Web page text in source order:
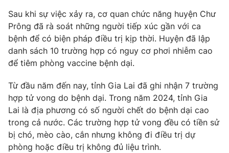
Thị trường 24h Tấm lòng Việt
VTV4 Vươn mình bằng AI
VTV9 VTV8
Liên hệ tòa soạn English
Sau khi sự việc xảy ra, cơ quan chức năng huyện Chư
Prông đã rà soát những người tiếp xúc gần với ca
bệnh để có biện pháp điều trị kịp thời. Huyện đã lập
danh sách 10 trường hợp có nguy cơ phơi nhiễm cao
để tiêm phòng vaccine bệnh dại.
Từ đầu năm đến nay, tỉnh Gia Lai đã ghi nhận 7 trường
hợp tử vong do bệnh dại. Trong năm 2024, tỉnh Gia
Lai là địa phương có số người chết do bệnh dại cao
trong cả nước. Các trường hợp tử vong đều có tiền sử
bị chó, mèo cào, cắn nhưng không đi điều trị dự
phòng hoặc điều trị không đủ liệu trình.